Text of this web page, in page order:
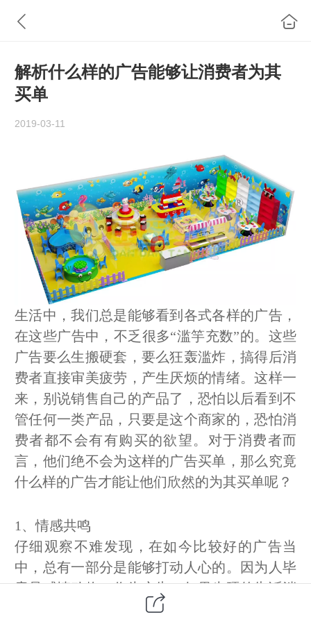
解析什么样的广告能够让消费者为其
买单
2019-03-11
生活中，我们总是能够看到各式各样的广告，
在这些广告中，不乏很多“滥竽充数”的。这些
广告要么生搬硬套，要么狂轰滥炸，搞得后消
费者直接审美疲劳，产生厌烦的情绪。这样一
来，别说销售自己的产品了，恐怕以后看到不
管任何一类产品，只要是这个商家的，恐怕消
费者都不会有有购买的欲望。对于消费者而
言，他们绝不会为这样的广告买单，那么究竟
什么样的广告才能让他们欣然的为其买单呢？
1、情感共鸣
仔细观察不难发现，在如今比较好的广告当
中，总有一部分是能够打动人心的。因为人毕
竟是感情动物，作为广告，如果生硬的告诉消
费者你的广告有多好，消费者是不会从心底去